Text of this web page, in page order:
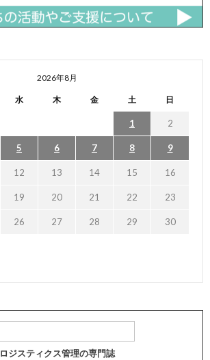
2026年8月
水 木 金 土 日
1 2
5 6 7 8 9
12 13 14 15 16
19 20 21 22 23
26 27 28 29 30
ロジスティクス管理の専門誌